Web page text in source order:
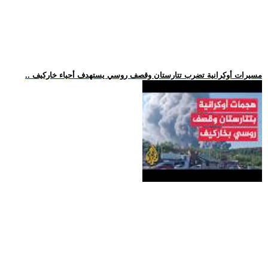
.. مسيرات أوكرانية تضرب تتارستان وقصف روسي يستهدف أحياء خاركيف